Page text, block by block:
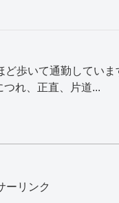
歩いて通勤していま
れ、正直、片道...
ーリンク